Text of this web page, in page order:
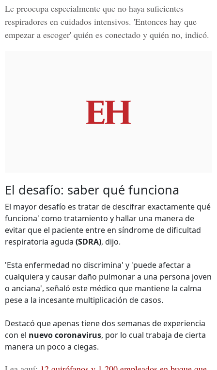
Le preocupa especialmente que no haya suficientes
respiradores en cuidados intensivos. 'Entonces hay que
empezar a escoger' quién es conectado y quién no, indicó.
El desafío: saber qué funciona
El mayor desafío es tratar de descifrar exactamente qué
funciona' como tratamiento y hallar una manera de
evitar que el paciente entre en síndrome de dificultad
respiratoria aguda (SDRA), dijo.
'Esta enfermedad no discrimina' y 'puede afectar a
cualquiera y causar daño pulmonar a una persona joven
o anciana', señaló este médico que mantiene la calma
pese a la incesante multiplicación de casos.
Destacó que apenas tiene dos semanas de experiencia
con el nuevo coronavirus, por lo cual trabaja de cierta
manera un poco a ciegas.